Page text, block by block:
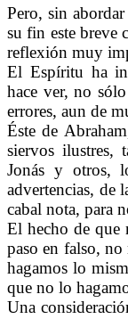
Pero, sin
su fin este breve
reflexión muy
El Espíritu ha
hace ver, no
errores, aun de
Éste de
siervos ilustres,
Jonás y otros,
advertencias, de
cabal nota, para
El hecho de que
paso en falso,
hagamos lo
que no lo
Una